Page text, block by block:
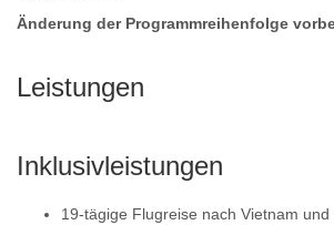
Änderung der Programmreihenfolge
Leistungen
Inklusivleistungen
19-tägige Flugreise nach Vietnam und